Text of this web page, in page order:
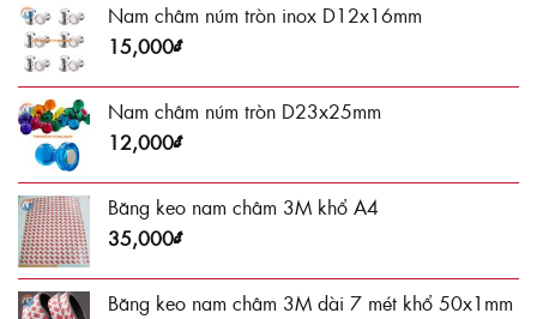
Nam châm núm tròn inox D12x16mm
15,000₫
Nam châm núm tròn D23x25mm
12,000₫
Băng keo nam châm 3M khổ A4
35,000₫
Băng keo nam châm 3M dài 7 mét khổ 50x1mm